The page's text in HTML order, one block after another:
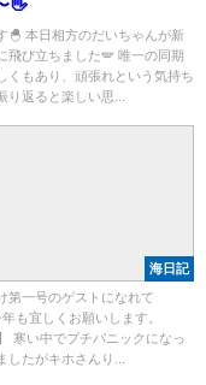
👋
🐣 本日相方のだいちゃんが新
飛び立ちました🪽 唯一の同期
くもあり、頑張れという気持ち
り返ると楽しい思...
海日記
第一号のゲストになれて
も宜しくお願いします。
寒い中でプチパニックになっ
したがキホさんり...